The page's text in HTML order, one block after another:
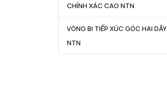
CHÍNH XÁC CAO NTN
VÒNG BI TIẾP XÚC GÓC HAI DÃY
NTN